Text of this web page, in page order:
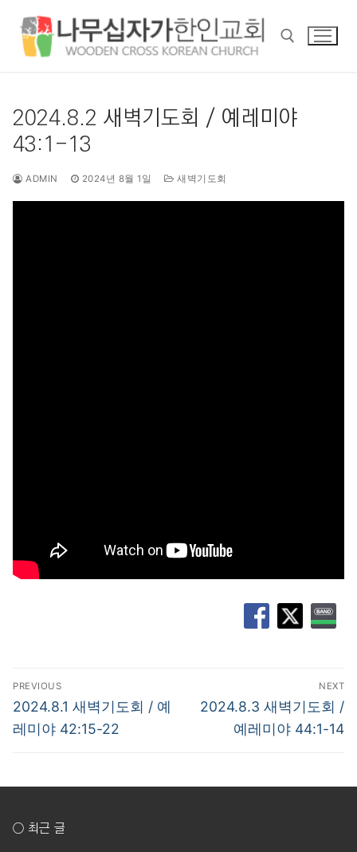
2024.8.2 새벽기도회 / 예레미야
43:1-13
ADMIN 2024년 8월 1일 새벽기도회
글
탐
색
PREVIOUS
Previous
post:
2024.8.1 새벽기도회 / 예
레미야 42:15-22
NEXT
Next
2024.8.3 새벽기도회 /
예레미야 44:1-14
○ 최근 글